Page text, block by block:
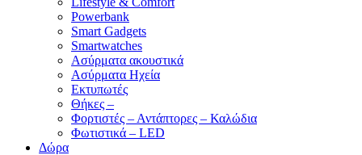
Powerbank
Smart Gadgets
Smartwatches
Ασύρματα ακουστικά
Ασύρματα Ηχεία
Εκτυπωτές
Θήκες –
Φορτιστές – Αντάπτορες – Καλώδια
Φωτιστικά – LED
Δώρα